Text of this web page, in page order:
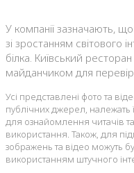
У компанії зазначають,
зі зростанням світового
білка. Київський
майданчиком для
Усі представлені фото та
публічних джерел, належать
для ознайомлення читачів
використання. Також, для
зображень та відео можуть
використанням штучного